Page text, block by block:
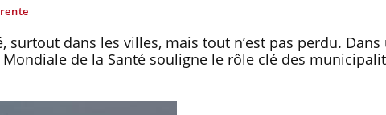
surtout dans les villes, mais tout n’est pas perdu.
Mondiale de la Santé souligne le rôle clé des